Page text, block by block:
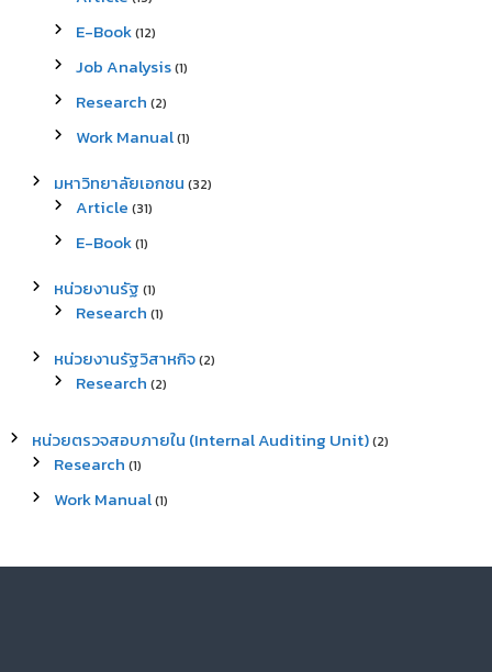
E-Book(12)
Job Analysis(1)
Research (2)
Work Manual(1)
มหาวิทยาลัยเอกชน (32)
Article (31)
E-Book(1)
หน่วยงานรัฐ (1)
Research (1)
หน่วยงานรัฐวิสาหกิจ(2)
Research (2)
หน่วยตรวจสอบภายใน (Internal Auditing Unit)(2)
Research (1)
Work Manual(1)